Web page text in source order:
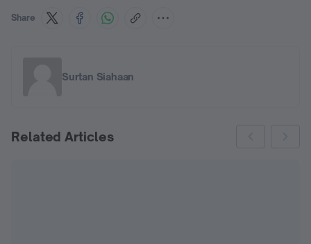
Share
Surtan Siahaan
Related Articles